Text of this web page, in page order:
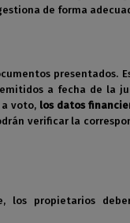
de forma
presentados.
a fecha de la
voto, los datos
verificar la
los propietarios